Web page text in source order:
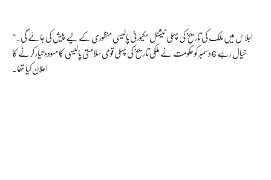
’اجلاس میں ملک کی تاریخ کی پہلی نیشنل سکیورٹی پالیسی منظوری کے لیے پیش کی جائے گی۔‘
خیال رہے 6 دسمبر کو حکومت نے ملکی تاریخ کی پہلی قومی سلامتی پالیسی کا مسودہ تیار کرنے کا
اعلان کیا تھا۔